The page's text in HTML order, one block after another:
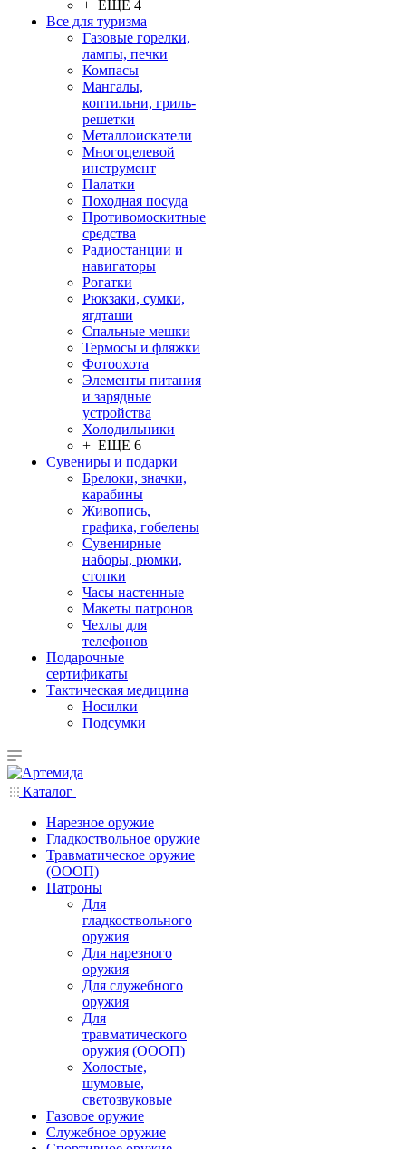
+ ЕЩЕ 4
Все для туризма
Газовые горелки,
лампы, печки
Компасы
Мангалы,
коптильни, гриль-
решетки
Металлоискатели
Многоцелевой
инструмент
Палатки
Походная посуда
Противомоскитные
средства
Радиостанции и
навигаторы
Рогатки
Рюкзаки, сумки,
ягдташи
Спальные мешки
Термосы и фляжки
Фотоохота
Элементы питания
и зарядные
устройства
Холодильники
+ ЕЩЕ 6
Сувениры и подарки
Брелоки, значки,
карабины
Живопись,
графика, гобелены
Сувенирные
наборы, рюмки,
стопки
Часы настенные
Макеты патронов
Чехлы для
телефонов
Подарочные
сертификаты
Тактическая медицина
Носилки
Подсумки
Каталог
Нарезное оружие
Гладкоствольное оружие
Травматическое оружие
(ОООП)
Патроны
Для
гладкоствольного
оружия
Для нарезного
оружия
Для служебного
оружия
Для
травматического
оружия (ОООП)
Холостые,
шумовые,
светозвуковые
Газовое оружие
Служебное оружие